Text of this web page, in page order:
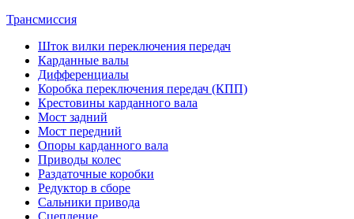
Трансмиссия
Шток вилки переключения передач
Карданные валы
Дифференциалы
Коробка переключения передач (КПП)
Крестовины карданного вала
Мост задний
Мост передний
Опоры карданного вала
Приводы колес
Раздаточные коробки
Редуктор в сборе
Сальники привода
Сцепление